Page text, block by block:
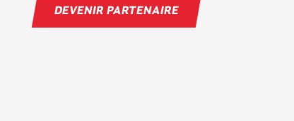
DEVENIR PARTENAIRE